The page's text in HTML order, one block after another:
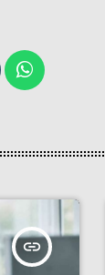
insert_link